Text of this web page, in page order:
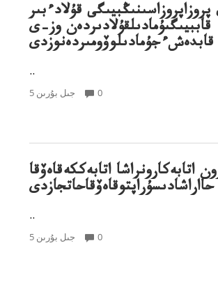
پروزاپروزاسىنىڭبيىگى قۇلادءبىر
قاببيىگىۇمادىلقۇلادىردەن وز–ى
قابدەشءجۇمادىلوۆومىردەنوزدى
..
5 جىل بۇرىن 0
اتابەكارونراشا اتابەككەقاەۆقا
حااراشادىسۇراپتوقاەۆقاحاتجازدى
..
5 جىل بۇرىن 0